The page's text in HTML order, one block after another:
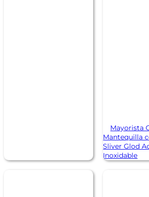
Mayorista
Mantequilla
Sliver Glod
Inoxidable